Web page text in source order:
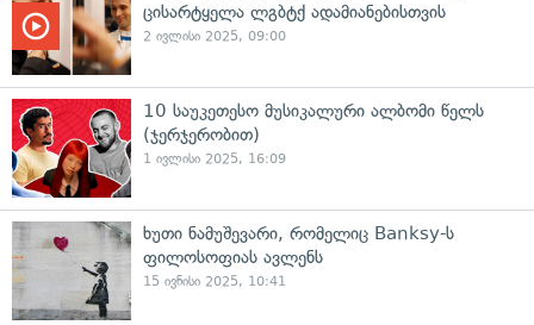
ცისარტყელა ლგბტქ ადამიანებისთვის
2 ივლისი 2025, 09:00
10 საუკეთესო მუსიკალური ალბომი წელს
(ჯერჯერობით)
1 ივლისი 2025, 16:09
ხუთი ნამუშევარი, რომელიც Banksy-ს
ფილოსოფიას ავლენს
15 ივნისი 2025, 10:41